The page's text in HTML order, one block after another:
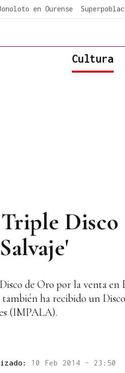
en Ourense
Cultura
Disco
de Oro por la venta en
ha recibido un
(IMPALA).
10 Feb 2014 - 23:50